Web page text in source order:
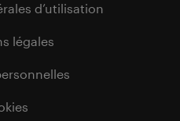
d’utilisation
légales